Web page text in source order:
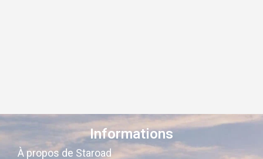
Informations
À propos de Staroad